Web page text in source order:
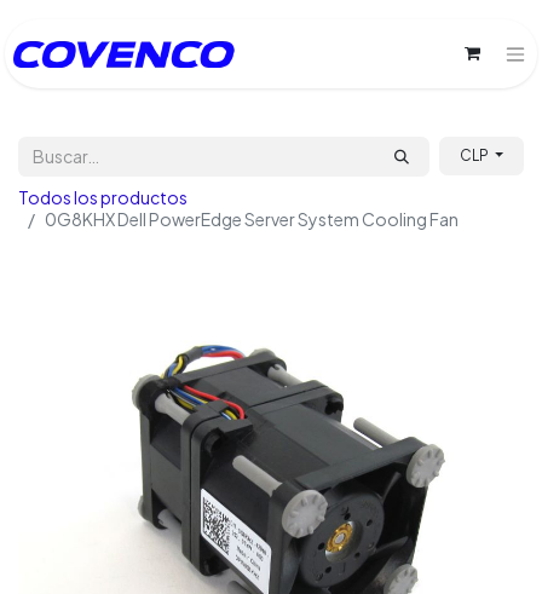
CLP
Todos los productos
0G8KHX Dell PowerEdge Server System Cooling Fan